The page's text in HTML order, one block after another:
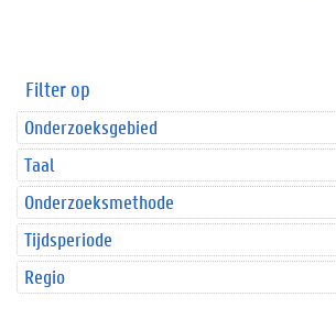
Filter op
Onderzoeksgebied
Taal
Onderzoeksmethode
Tijdsperiode
Regio